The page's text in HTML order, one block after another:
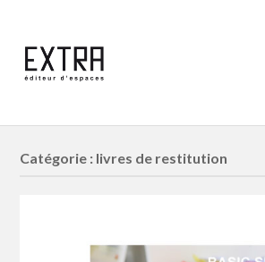
Catégorie : livres de restitution